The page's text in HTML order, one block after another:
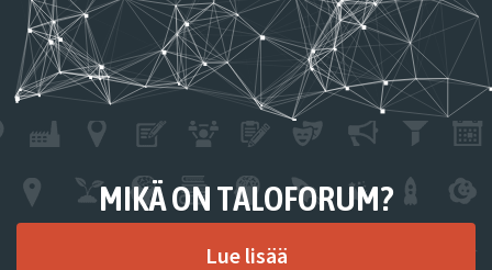
MIKÄ ON TALOFORUM?
Lue lisää